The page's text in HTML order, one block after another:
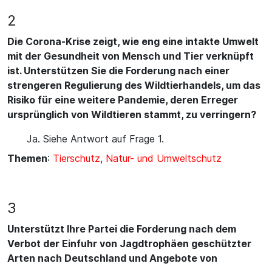
2
Die Corona-Krise zeigt, wie eng eine intakte Umwelt
mit der Gesundheit von Mensch und Tier verknüpft
ist. Unterstützen Sie die Forderung nach einer
strengeren Regulierung des Wildtierhandels, um das
Risiko für eine weitere Pandemie, deren Erreger
ursprünglich von Wildtieren stammt, zu verringern?
Ja. Siehe Antwort auf Frage 1.
Themen: Tierschutz, Natur- und Umweltschutz
3
Unterstützt Ihre Partei die Forderung nach dem
Verbot der Einfuhr von Jagdtrophäen geschützter
Arten nach Deutschland und Angebote von